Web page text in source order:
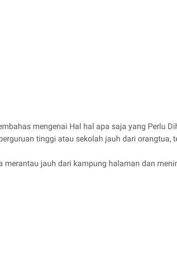
mengenai Hal hal apa saja yang Perlu
tinggi atau sekolah jauh dari orangtua,
merantau jauh dari kampung halaman dan